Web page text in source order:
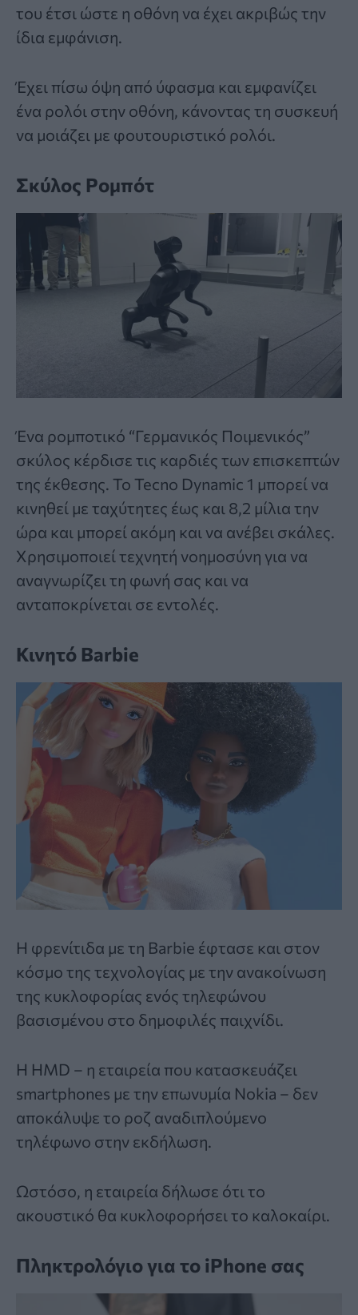
του έτσι ώστε η οθόνη να έχει ακριβώς την
ίδια εμφάνιση.
Έχει πίσω όψη από ύφασμα και εμφανίζει
ένα ρολόι στην οθόνη, κάνοντας τη συσκευή
να μοιάζει με φουτουριστικό ρολόι.
Σκύλος Ρομπότ
Ένα ρομποτικό “Γερμανικός Ποιμενικός”
σκύλος κέρδισε τις καρδιές των επισκεπτών
της έκθεσης. Το Tecno Dynamic 1 μπορεί να
κινηθεί με ταχύτητες έως και 8,2 μίλια την
ώρα και μπορεί ακόμη και να ανέβει σκάλες.
Χρησιμοποιεί τεχνητή νοημοσύνη για να
αναγνωρίζει τη φωνή σας και να
ανταποκρίνεται σε εντολές.
Κινητό Barbie
Η φρενίτιδα με τη Barbie έφτασε και στον
κόσμο της τεχνολογίας με την ανακοίνωση
της κυκλοφορίας ενός τηλεφώνου
βασισμένου στο δημοφιλές παιχνίδι.
Η HMD – η εταιρεία που κατασκευάζει
smartphones με την επωνυμία Nokia – δεν
αποκάλυψε το ροζ αναδιπλούμενο
τηλέφωνο στην εκδήλωση.
Ωστόσο, η εταιρεία δήλωσε ότι το
ακουστικό θα κυκλοφορήσει το καλοκαίρι.
Πληκτρολόγιο για το iPhone σας